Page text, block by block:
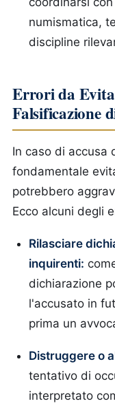
numismatica,
discipline
Errori da
Falsificazione
In caso di accusa
fondamentale
potrebbero
Ecco alcuni degli
Rilasciare
inquirenti:
dichiarazione
l'accusato in
prima un
Distruggere o
tentativo di
interpretato